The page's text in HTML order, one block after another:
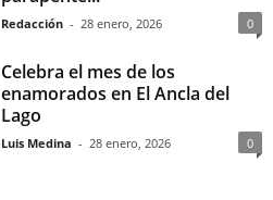
Redacción - 28 enero, 2026 0
Celebra el mes de los
enamorados en El Ancla del
Lago
Luis Medina - 28 enero, 2026 0